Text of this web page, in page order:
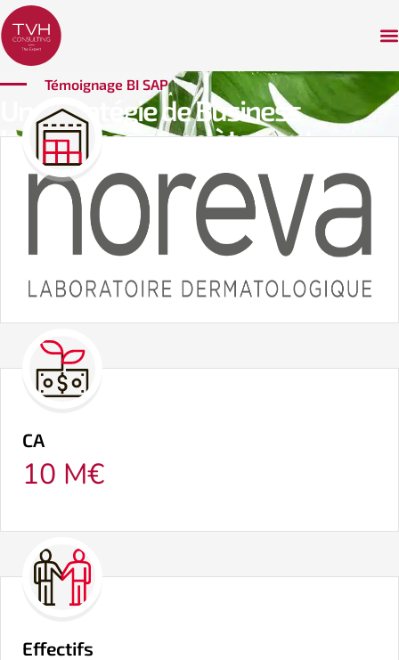
Témoignage BI SAP
Une stratégie de Business
Intelligence complètement
refondue avec SAP Analytics pour
les laboratoires Noreva
CA
10 M€
Effectifs